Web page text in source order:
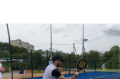
«Имандра» в 2026 года